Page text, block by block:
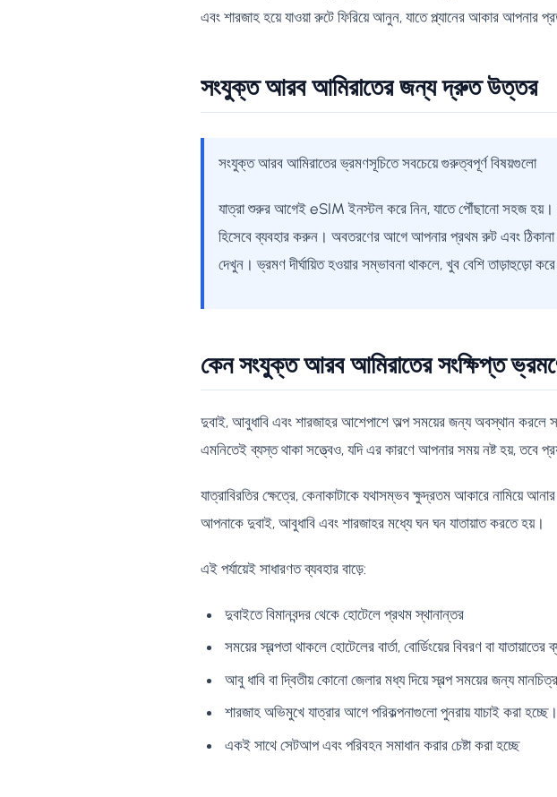
এবং শারজাহ হয়ে যাওয়া রুটে ফিরিয়ে আনুন, যাতে প্ল্যানের আকার আপনার
সংযুক্ত আরব আমিরাতের জন্য দ্রুত উত্তর
সংযুক্ত আরব আমিরাতের ভ্রমণসূচিতে সবচেয়ে গুরুত্বপূর্ণ বিষয়গুলো
যাত্রা শুরুর আগেই eSIM ইনস্টল করে নিন, যাতে পৌঁছানো সহজ হয়।
হিসেবে ব্যবহার করুন। অবতরণের আগে আপনার প্রথম রুট এবং
দেখুন। ভ্রমণ দীর্ঘায়িত হওয়ার সম্ভাবনা থাকলে, খুব বেশি তাড়াহুড়ো
কেন সংযুক্ত আরব আমিরাতের সংক্ষিপ্ত
দুবাই, আবুধাবি এবং শারজাহর আশেপাশে অল্প সময়ের জন্য অবস্থান
এমনিতেই ব্যস্ত থাকা সত্ত্বেও, যদি এর কারণে আপনার সময় নষ্ট হয়, তবে
যাত্রাবিরতির ক্ষেত্রে, কেনাকাটাকে যথাসম্ভব ক্ষুদ্রতম আকারে নামিয়ে
আপনাকে দুবাই, আবুধাবি এবং শারজাহর মধ্যে ঘন ঘন যাতায়াত করতে হয়।
এই পর্যায়েই সাধারণত ব্যবহার বাড়ে:
দুবাইতে বিমানবন্দর থেকে হোটেলে প্রথম স্থানান্তর
সময়ের স্বল্পতা থাকলে হোটেলের বার্তা, বোর্ডিংয়ের বিবরণ বা যাতায়াতের
আবু ধাবি বা দ্বিতীয় কোনো জেলার মধ্য দিয়ে স্বল্প সময়ের জন্য
শারজাহ অভিমুখে যাত্রার আগে পরিকল্পনাগুলো পুনরায় যাচাই করা হচ্ছে।
একই সাথে সেটআপ এবং পরিবহন সমাধান করার চেষ্টা করা হচ্ছে